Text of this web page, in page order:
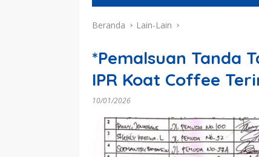
Beranda Lain-Lain
*Pemalsuan Tanda
IPR Koat Coffee
10/01/2026